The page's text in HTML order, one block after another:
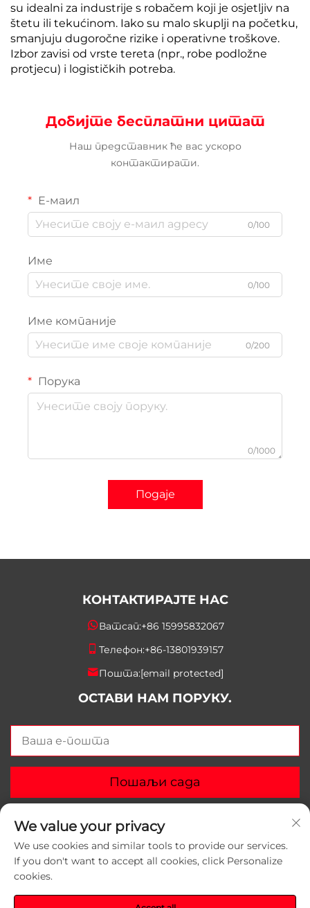
su idealni za industrije s robačem koji je osjetljiv na
štetu ili tekućinom. Iako su malo skuplji na početku,
smanjuju dugoročne rizike i operativne troškove.
Izbor zavisi od vrste tereta (npr., robe podložne
protjecu) i logističkih potreba.
Добијте бесплатни цитат
Наш представник ће вас ускоро
контактирати.
Е-маил
0/100
Име
0/100
Име компаније
0/200
Порука
0/1000
Подаје
КОНТАКТИРАЈТЕ НАС
Ватсап:+86 15995832067
Телефон:+86-13801939157
Пошта:[email protected]
ОСТАВИ НАМ ПОРУКУ.
Пошаљи сада
Ауторско право © 2026 Сузхоу Јунлеи Пакеринг
Политике приватности
We value your privacy
We use cookies and similar tools to provide our services.
If you don't want to accept all cookies, click Personalize
cookies.